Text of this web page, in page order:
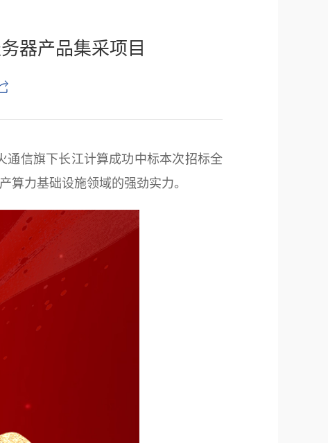
电力通信建设
| 以光筑基 共促
云网智联大会｜烽火智慧光网助力
千行百业上云赋智
器产品集采项目
信旗下长江计算成功中标本次招标全
算力基础设施领域的强劲实力。